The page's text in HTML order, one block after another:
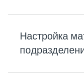
На странице
Настройка